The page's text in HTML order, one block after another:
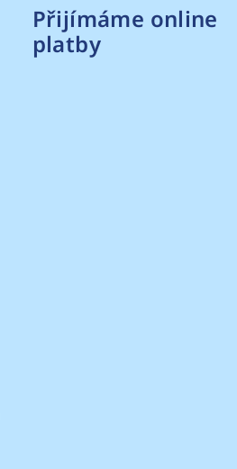
Přijímáme online
platby